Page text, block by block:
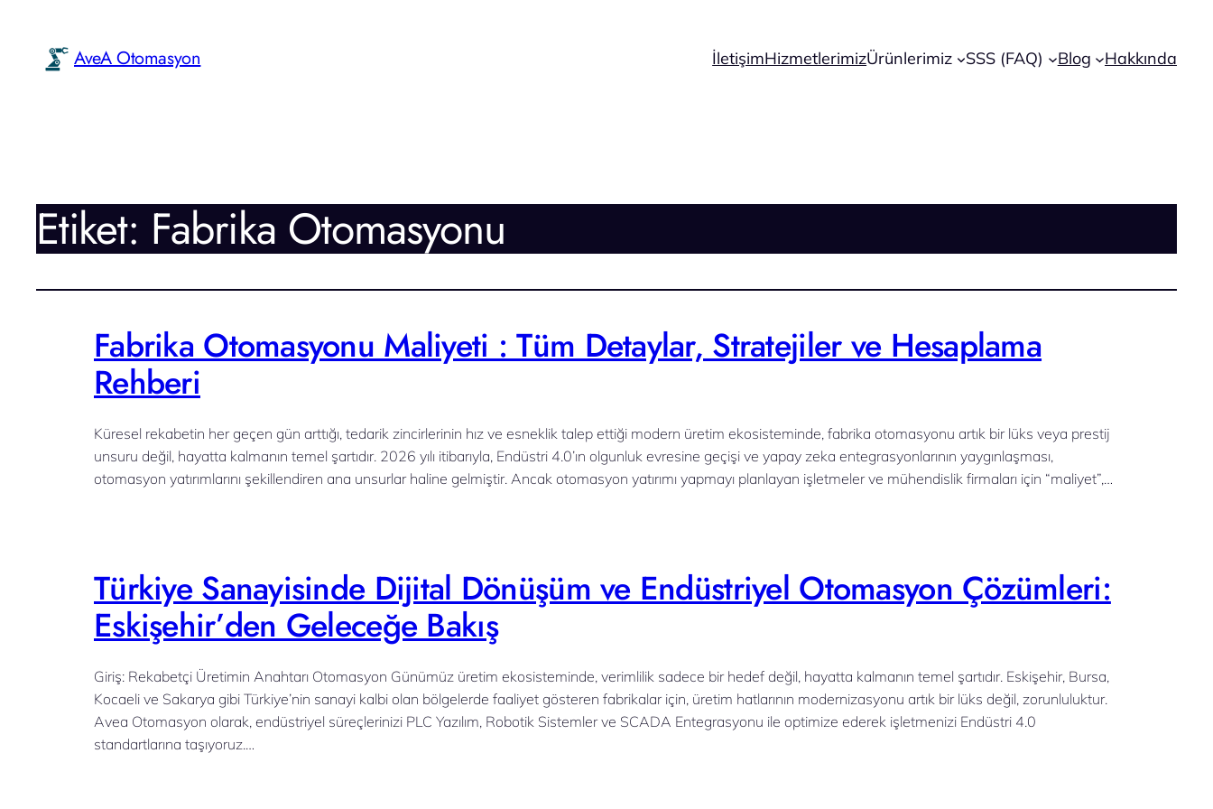
AveA Otomasyon İletişimHizmetlerimizÜrünlerimiz SSS (FAQ) Blog Hakkında
Etiket: Fabrika Otomasyonu
Fabrika Otomasyonu Maliyeti : Tüm Detaylar, Stratejiler ve Hesaplama
Rehberi
Küresel rekabetin her geçen gün arttığı, tedarik zincirlerinin hız ve esneklik talep ettiği modern üretim ekosisteminde, fabrika otomasyonu artık bir lüks veya prestij
unsuru değil, hayatta kalmanın temel şartıdır. 2026 yılı itibarıyla, Endüstri 4.0’ın olgunluk evresine geçişi ve yapay zeka entegrasyonlarının yaygınlaşması,
otomasyon yatırımlarını şekillendiren ana unsurlar haline gelmiştir. Ancak otomasyon yatırımı yapmayı planlayan işletmeler ve mühendislik firmaları için “maliyet”,…
Türkiye Sanayisinde Dijital Dönüşüm ve Endüstriyel Otomasyon Çözümleri:
Eskişehir’den Geleceğe Bakış
Giriş: Rekabetçi Üretimin Anahtarı Otomasyon Günümüz üretim ekosisteminde, verimlilik sadece bir hedef değil, hayatta kalmanın temel şartıdır. Eskişehir, Bursa,
Kocaeli ve Sakarya gibi Türkiye’nin sanayi kalbi olan bölgelerde faaliyet gösteren fabrikalar için, üretim hatlarının modernizasyonu artık bir lüks değil, zorunluluktur.
Avea Otomasyon olarak, endüstriyel süreçlerinizi PLC Yazılım, Robotik Sistemler ve SCADA Entegrasyonu ile optimize ederek işletmenizi Endüstri 4.0
standartlarına taşıyoruz.…